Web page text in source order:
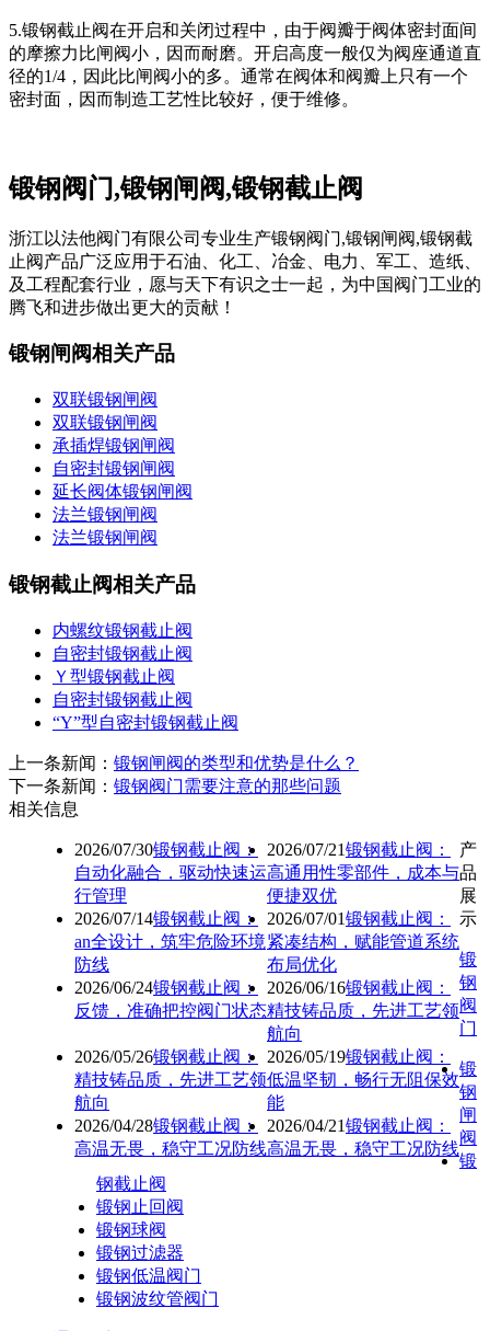
5.锻钢截止阀在开启和关闭过程中，由于阀瓣于阀体密封面间
的摩擦力比闸阀小，因而耐磨。开启高度一般仅为阀座通道直
径的1/4，因此比闸阀小的多。通常在阀体和阀瓣上只有一个
密封面，因而制造工艺性比较好，便于维修。
锻钢阀门,锻钢闸阀,锻钢截止阀
浙江以法他阀门有限公司专业生产锻钢阀门,锻钢闸阀,锻钢截
止阀产品广泛应用于石油、化工、冶金、电力、军工、造纸、
及工程配套行业，愿与天下有识之士一起，为中国阀门工业的
腾飞和进步做出更大的贡献！
锻钢闸阀相关产品
双联锻钢闸阀
双联锻钢闸阀
承插焊锻钢闸阀
自密封锻钢闸阀
延长阀体锻钢闸阀
法兰锻钢闸阀
法兰锻钢闸阀
锻钢截止阀相关产品
内螺纹锻钢截止阀
自密封锻钢截止阀
Ｙ型锻钢截止阀
自密封锻钢截止阀
“Y”型自密封锻钢截止阀
上一条新闻： 锻钢闸阀的类型和优势是什么？
下一条新闻： 锻钢阀门需要注意的那些问题
相关信息
2026/07/30锻钢截止阀：
自动化融合，驱动快速运
行管理
2026/07/21锻钢截止阀：
高通用性零部件，成本与
便捷双优
2026/07/14锻钢截止阀：
an全设计，筑牢危险环境
防线
2026/07/01锻钢截止阀：
紧凑结构，赋能管道系统
布局优化
2026/06/24锻钢截止阀：
反馈，准确把控阀门状态
2026/06/16锻钢截止阀：
精技铸品质，先进工艺领
航向
2026/05/26锻钢截止阀：
精技铸品质，先进工艺领
航向
2026/05/19锻钢截止阀：
低温坚韧，畅行无阻保效
能
2026/04/28锻钢截止阀：
高温无畏，稳守工况防线
2026/04/21锻钢截止阀：
高温无畏，稳守工况防线
产
品
展
示
锻
钢
阀
门
锻
钢
闸
阀
锻
钢截止阀
锻钢止回阀
锻钢球阀
锻钢过滤器
锻钢低温阀门
锻钢波纹管阀门